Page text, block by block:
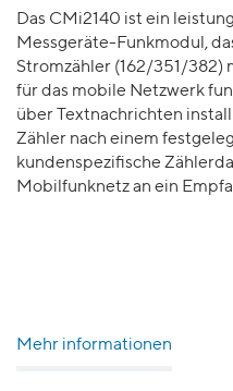
Das CMi2140 ist ein
Messgeräte-Funkmodul,
Stromzähler (162/351/382)
für das mobile Netzwerk
über Textnachrichten
Zähler nach einem
kundenspezifische
Mobilfunknetz an ein
Mehr informationen